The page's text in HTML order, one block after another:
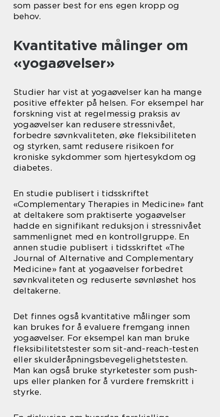
som passer best for ens egen kropp og
behov.
Kvantitative målinger om
«yogaøvelser»
Studier har vist at yogaøvelser kan ha mange
positive effekter på helsen. For eksempel har
forskning vist at regelmessig praksis av
yogaøvelser kan redusere stressnivået,
forbedre søvnkvaliteten, øke fleksibiliteten
og styrken, samt redusere risikoen for
kroniske sykdommer som hjertesykdom og
diabetes.
En studie publisert i tidsskriftet
«Complementary Therapies in Medicine» fant
at deltakere som praktiserte yogaøvelser
hadde en signifikant reduksjon i stressnivået
sammenlignet med en kontrollgruppe. En
annen studie publisert i tidsskriftet «The
Journal of Alternative and Complementary
Medicine» fant at yogaøvelser forbedret
søvnkvaliteten og reduserte søvnløshet hos
deltakerne.
Det finnes også kvantitative målinger som
kan brukes for å evaluere fremgang innen
yogaøvelser. For eksempel kan man bruke
fleksibilitetstester som sit-and-reach-testen
eller skulderåpningsbevegelighetstesten.
Man kan også bruke styrketester som push-
ups eller planken for å vurdere fremskritt i
styrke.